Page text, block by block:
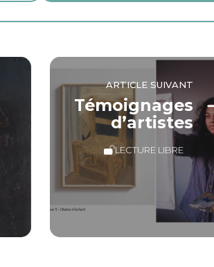
ARTICLE SUIVANT
Témoignages
d’artistes
LECTURE LIBRE